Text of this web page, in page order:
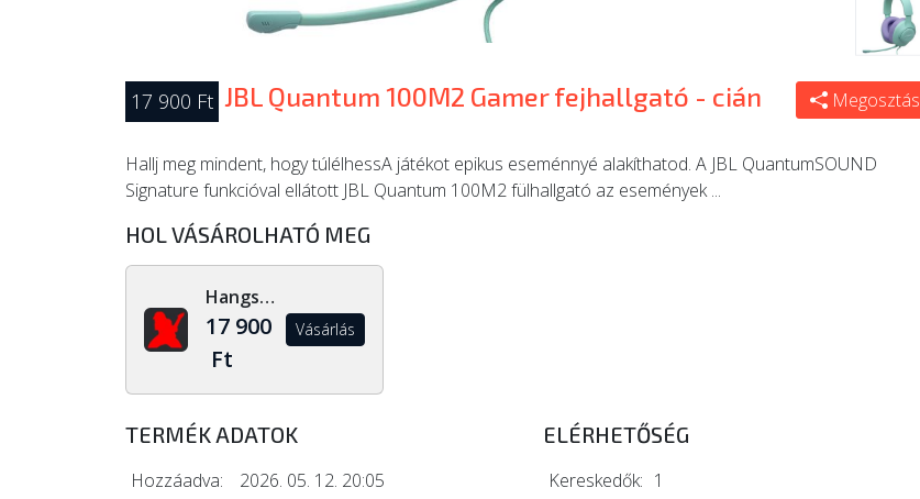
17 900 Ft JBL Quantum 100M2 Gamer fejhallgató - cián Megosztás
Hallj meg mindent, hogy túlélhessA játékot epikus eseménnyé alakíthatod. A JBL QuantumSOUND
Signature funkcióval ellátott JBL Quantum 100M2 fülhallgató az események ...
HOL VÁSÁROLHATÓ MEG
Hangszerdiszkont.hu
17 900
Ft
Vásárlás
TERMÉK ADATOK
Hozzáadva:
2026. 05. 12. 20:05
ELÉRHETŐSÉG
Kereskedők: 1